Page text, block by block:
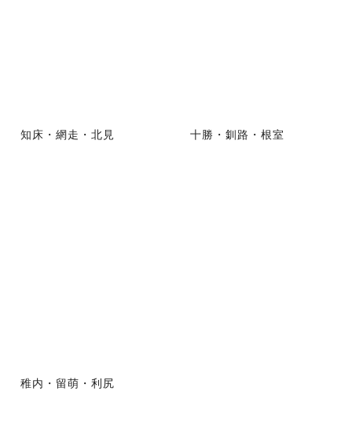
知床・網走・北見 十勝・釧路・根室
稚内・留萌・利尻